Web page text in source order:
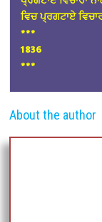
ਵਿਚ ਪ੍ਰਗਟਾਏ
***
1836
***
About the author